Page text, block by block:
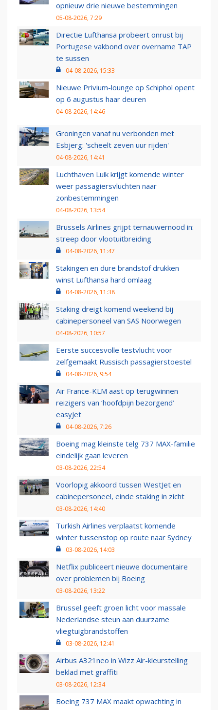
opnieuw drie nieuwe bestemmingen
05-08-2026, 7:29
Directie Lufthansa probeert onrust bij
Portugese vakbond over overname TAP
te sussen
04-08-2026, 15:33
Nieuwe Privium-lounge op Schiphol opent
op 6 augustus haar deuren
04-08-2026, 14:46
Groningen vanaf nu verbonden met
Esbjerg: 'scheelt zeven uur rijden'
04-08-2026, 14:41
Luchthaven Luik krijgt komende winter
weer passagiersvluchten naar
zonbestemmingen
04-08-2026, 13:54
Brussels Airlines grijpt ternauwernood in:
streep door vlootuitbreiding
04-08-2026, 11:47
Stakingen en dure brandstof drukken
winst Lufthansa hard omlaag
04-08-2026, 11:38
Staking dreigt komend weekend bij
cabinepersoneel van SAS Noorwegen
04-08-2026, 10:57
Eerste succesvolle testvlucht voor
zelfgemaakt Russisch passagierstoestel
04-08-2026, 9:54
Air France-KLM aast op terugwinnen
reizigers van ‘hoofdpijn bezorgend’
easyJet
04-08-2026, 7:26
Boeing mag kleinste telg 737 MAX-familie
eindelijk gaan leveren
03-08-2026, 22:54
Voorlopig akkoord tussen WestJet en
cabinepersoneel, einde staking in zicht
03-08-2026, 14:40
Turkish Airlines verplaatst komende
winter tussenstop op route naar Sydney
03-08-2026, 14:03
Netflix publiceert nieuwe documentaire
over problemen bij Boeing
03-08-2026, 13:22
Brussel geeft groen licht voor massale
Nederlandse steun aan duurzame
vliegtuigbrandstoffen
03-08-2026, 12:41
Airbus A321neo in Wizz Air-kleurstelling
beklad met graffiti
03-08-2026, 12:34
Boeing 737 MAX maakt opwachting in